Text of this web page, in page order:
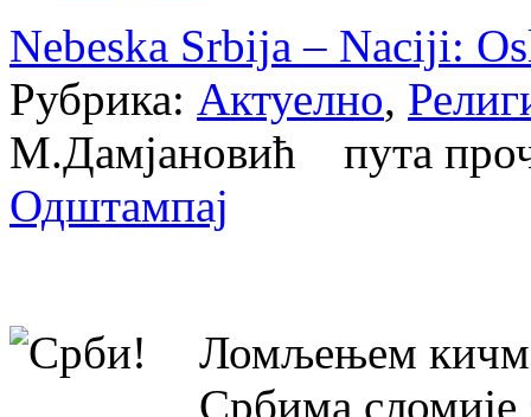
Nebeska Srbija – Naciji:
Рубрика: Актуелно,
М.Дамјановић пута
Одштампај
Ломљењем
Србима